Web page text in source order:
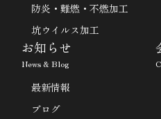
防炎・難燃・不燃加工
坑ウイルス加工
お知らせ
News & Blog
最新情報
ブログ